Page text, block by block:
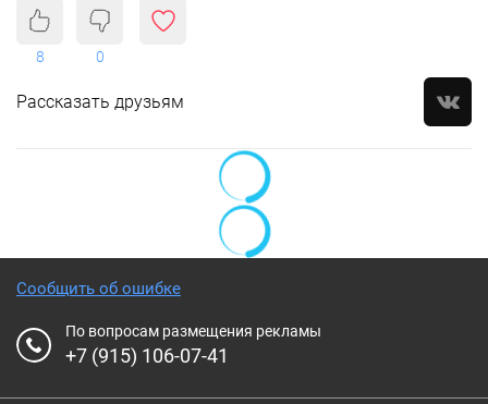
8 0
Рассказать друзьям
Сообщить об ошибке
По вопросам размещения рекламы
+7 (915) 106-07-41